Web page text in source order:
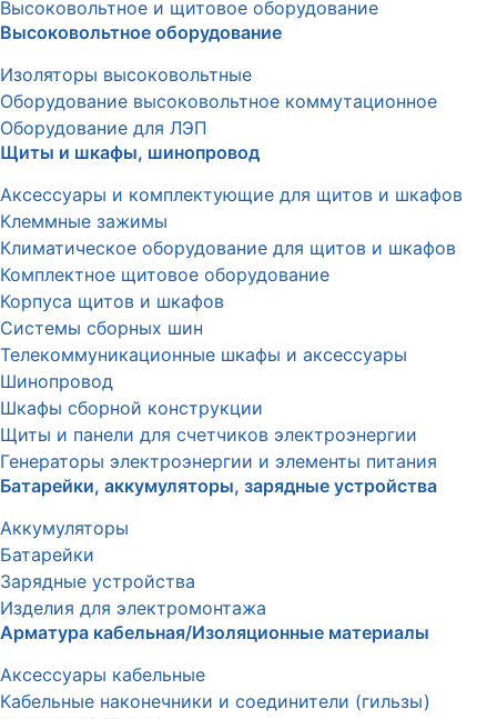
Высоковольтное и щитовое оборудование
Высоковольтное оборудование
Изоляторы высоковольтные
Оборудование высоковольтное коммутационное
Оборудование для ЛЭП
Щиты и шкафы, шинопровод
Аксессуары и комплектующие для щитов и шкафов
Клеммные зажимы
Климатическое оборудование для щитов и шкафов
Комплектное щитовое оборудование
Корпуса щитов и шкафов
Системы сборных шин
Телекоммуникационные шкафы и аксессуары
Шинопровод
Шкафы сборной конструкции
Щиты и панели для счетчиков электроэнергии
Генераторы электроэнергии и элементы питания
Батарейки, аккумуляторы, зарядные устройства
Аккумуляторы
Батарейки
Зарядные устройства
Изделия для электромонтажа
Арматура кабельная/Изоляционные материалы
Аксессуары кабельные
Кабельные наконечники и соединители (гильзы)